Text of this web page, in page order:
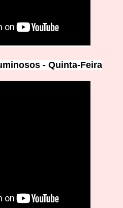
- Quinta-Feira